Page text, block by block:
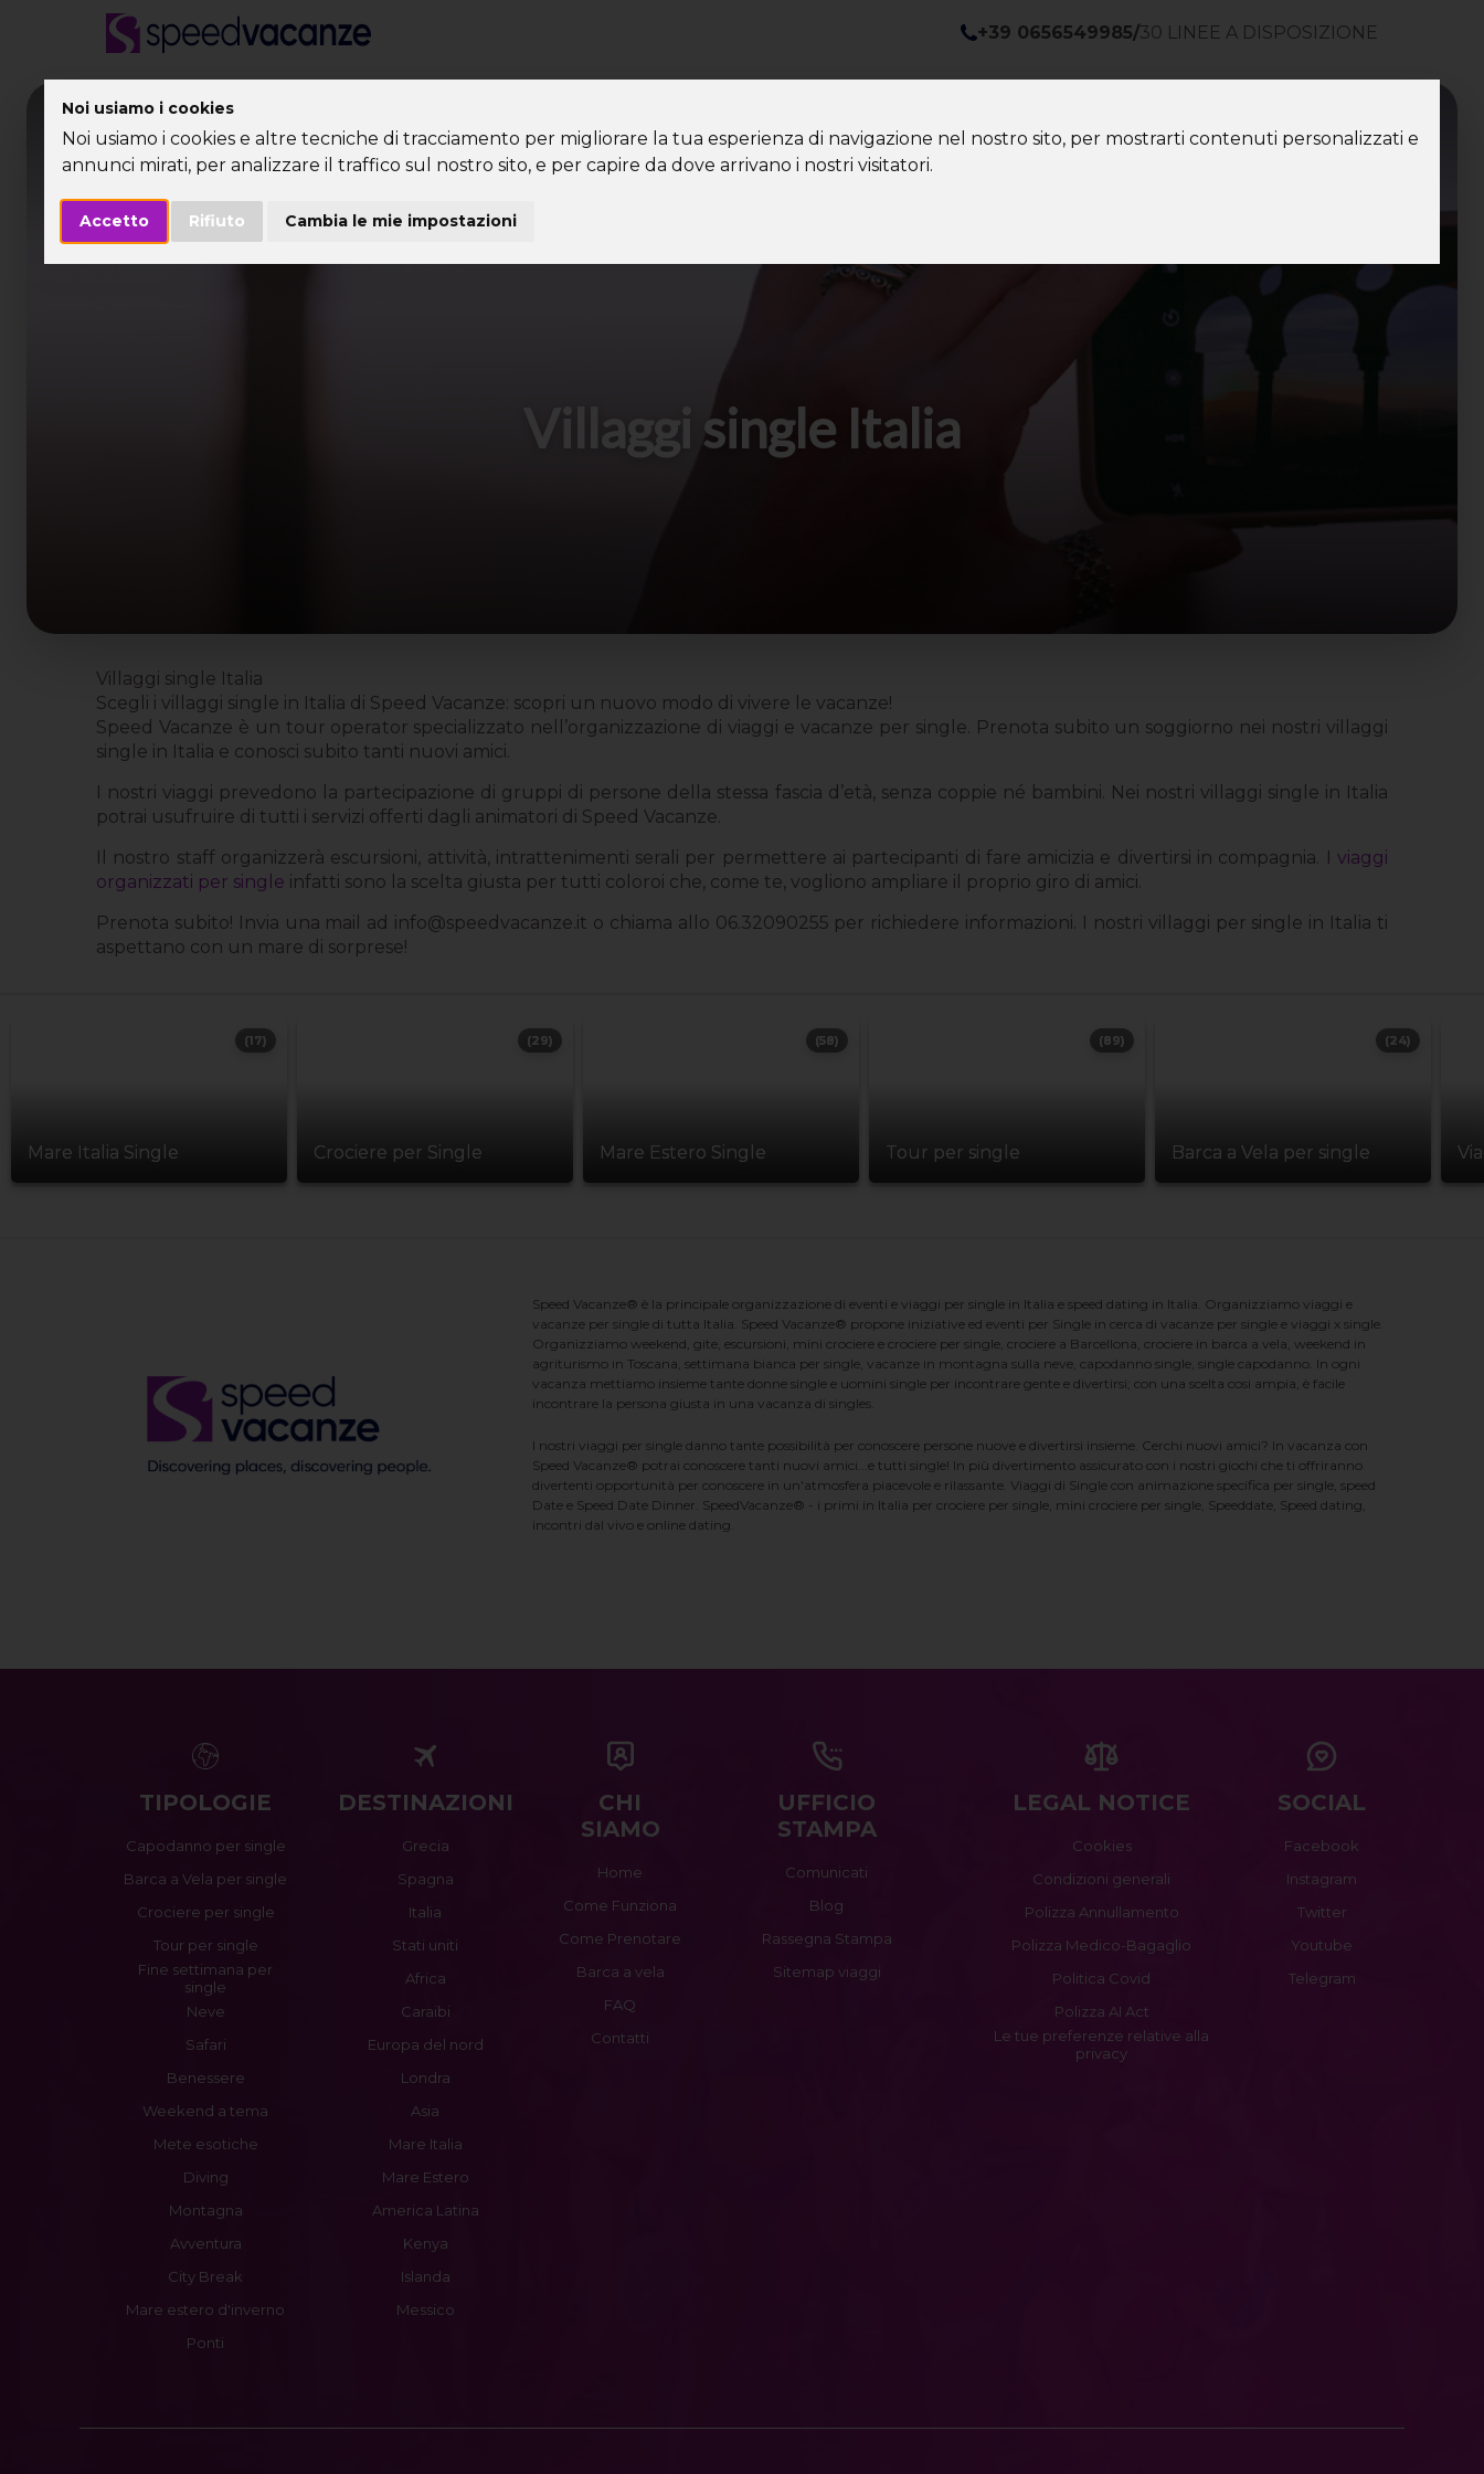
Noi usiamo i cookies
Noi usiamo i cookies e altre tecniche di tracciamento per migliorare la tua esperienza di navigazione nel nostro sito, per mostrarti contenuti personalizzati e
annunci mirati, per analizzare il traffico sul nostro sito, e per capire da dove arrivano i nostri visitatori.
Accetto Rifiuto Cambia le mie impostazioni
+39 0656549985/30 LINEE A DISPOSIZIONE
Villaggi single Italia
Villaggi single Italia
Scegli i villaggi single in Italia di Speed Vacanze: scopri un nuovo modo di vivere le vacanze!
Speed Vacanze è un tour operator specializzato nell’organizzazione di viaggi e vacanze per single. Prenota subito un soggiorno nei nostri villaggi
single in Italia e conosci subito tanti nuovi amici.
I nostri viaggi prevedono la partecipazione di gruppi di persone della stessa fascia d’età, senza coppie né bambini. Nei nostri villaggi single in Italia
potrai usufruire di tutti i servizi offerti dagli animatori di Speed Vacanze.
Il nostro staff organizzerà escursioni, attività, intrattenimenti serali per permettere ai partecipanti di fare amicizia e divertirsi in compagnia. I viaggi
organizzati per single infatti sono la scelta giusta per tutti coloroi che, come te, vogliono ampliare il proprio giro di amici.
Prenota subito! Invia una mail ad info@speedvacanze.it o chiama allo 06.32090255 per richiedere informazioni. I nostri villaggi per single in Italia ti
aspettano con un mare di sorprese!
Mare Italia Single
(17)
Crociere per Single
(29)
Mare Estero Single
(58)
Tour per single
(89)
Barca a Vela per single
(24)
Speed Vacanze® è la principale organizzazione di eventi e viaggi per single in Italia e speed dating in Italia. Organizziamo viaggi e
vacanze per single di tutta Italia. Speed Vacanze® propone iniziative ed eventi per Single in cerca di vacanze per single e viaggi x single.
Organizziamo weekend, gite, escursioni, mini crociere e crociere per single, crociere a Barcellona, crociere in barca a vela, weekend in
agriturismo in Toscana, settimana bianca per single, vacanze in montagna sulla neve, capodanno single, single capodanno. In ogni
vacanza mettiamo insieme tante donne single e uomini single per incontrare gente e divertirsi; con una scelta cosi ampia, è facile
incontrare la persona giusta in una vacanza di singles.
I nostri viaggi per single danno tante possibilità per conoscere persone nuove e divertirsi insieme. Cerchi nuovi amici? In vacanza con
Speed Vacanze® potrai conoscere tanti nuovi amici...e tutti single! In più divertimento assicurato con i nostri giochi che ti offriranno
divertenti opportunità per conoscere in un'atmosfera piacevole e rilassante. Viaggi di Single con animazione specifica per single, speed
Date e Speed Date Dinner. SpeedVacanze® - i primi in Italia per crociere per single, mini crociere per single, Speeddate, Speed dating,
incontri dal vivo e online dating.
TIPOLOGIE
Capodanno per single
Barca a Vela per single
Crociere per single
Tour per single
Fine settimana per
single
Neve
Safari
Benessere
Weekend a tema
Mete esotiche
Diving
Montagna
Avventura
City Break
Mare estero d'inverno
Ponti
DESTINAZIONI
Grecia
Spagna
Italia
Stati uniti
Africa
Caraibi
Europa del nord
Londra
Asia
Mare Italia
Mare Estero
America Latina
Kenya
Islanda
Messico
CHI
SIAMO
Home
Come Funziona
Come Prenotare
Barca a vela
FAQ
Contatti
UFFICIO
STAMPA
Comunicati
Blog
Rassegna Stampa
Sitemap viaggi
LEGAL NOTICE
Cookies
Condizioni generali
Polizza Annullamento
Polizza Medico-Bagaglio
Politica Covid
Polizza AI Act
Le tue preferenze relative alla
privacy
SOCIAL
Facebook
Instagram
Twitter
Youtube
Telegram